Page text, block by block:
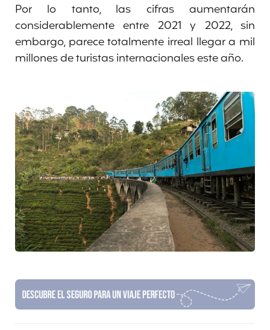
Por lo tanto, las cifras aumentarán
considerablemente entre 2021 y 2022, sin
embargo, parece totalmente irreal llegar a mil
millones de turistas internacionales este año.